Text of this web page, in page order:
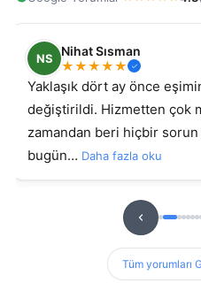
NS
Nihat Sısman
★★★★★
Yaklaşık dört ay önce
değiştirildi. Hizmetten çok
zamandan beri hiçbir sorun
bugün… Daha fazla oku
Tüm yorumları